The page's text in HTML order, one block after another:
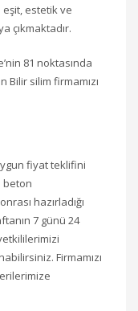
estetik ve
çıkmaktadır.
81 noktasında
silim firmamızı
fiyat teklifini
beton
hazırladığı
7 günü 24
Firmamızı